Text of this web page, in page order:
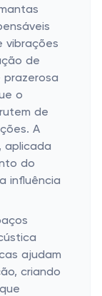
vibrações
de
prazerosa
o
de
A
aplicada
do
influência
ajudam
criando